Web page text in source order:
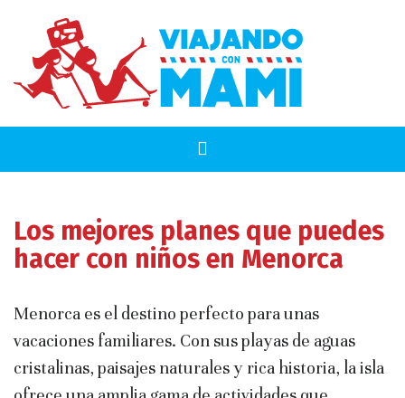
Los mejores planes que puedes
hacer con niños en Menorca
Menorca es el destino perfecto para unas
vacaciones familiares. Con sus playas de aguas
cristalinas, paisajes naturales y rica historia, la isla